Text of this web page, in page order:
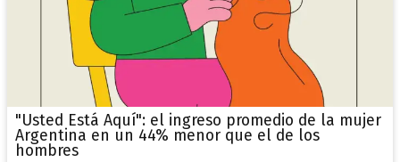
"Usted Está Aquí": el ingreso promedio de la mujer
Argentina en un 44% menor que el de los
hombres